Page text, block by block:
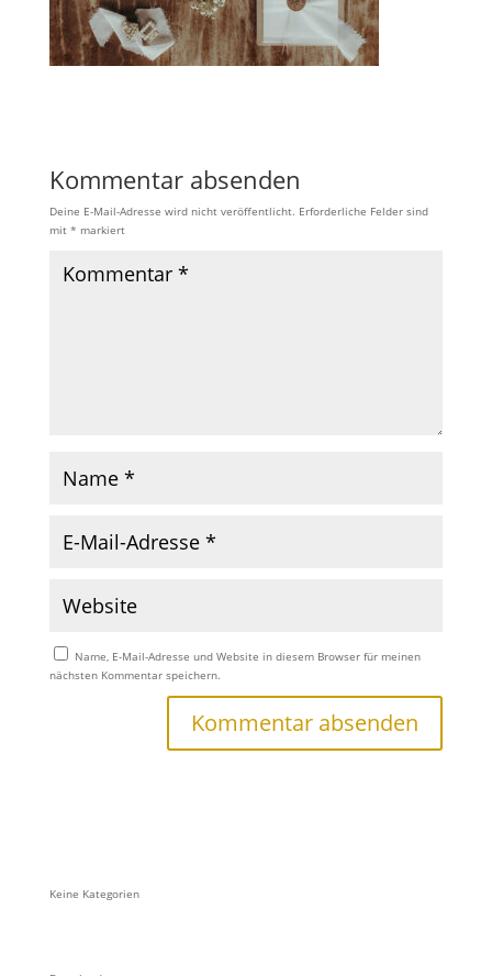
Kommentar absenden
Deine E-Mail-Adresse wird nicht veröffentlicht. Erforderliche Felder sind
mit * markiert
Name, E-Mail-Adresse und Website in diesem Browser für meinen
nächsten Kommentar speichern.
Keine Kategorien